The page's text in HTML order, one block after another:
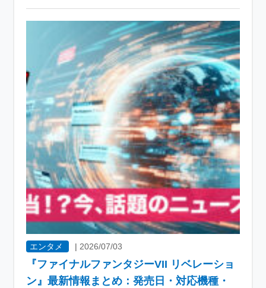
エンタメ |2026/07/03
『ファイナルファンタジーVII リベレーショ
ン』最新情報まとめ：発売日・対応機種・